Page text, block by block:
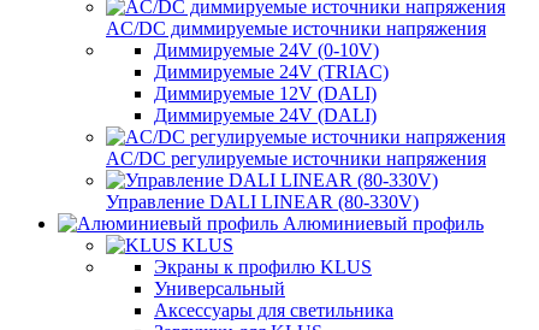
AC/DC диммируемые источники напряжения
Диммируемые 24V (0-10V)
Диммируемые 24V (TRIAC)
Диммируемые 12V (DALI)
Диммируемые 24V (DALI)
AC/DC регулируемые источники напряжения
Управление DALI LINEAR (80-330V)
Алюминиевый профиль
KLUS
Экраны к профилю KLUS
Универсальный
Аксессуары для светильника